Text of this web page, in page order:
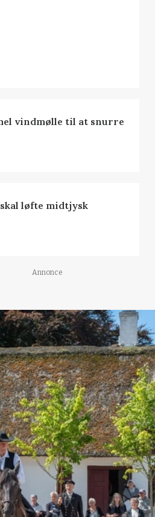
vindmølle til at snurre
løfte midtjysk
Annonce